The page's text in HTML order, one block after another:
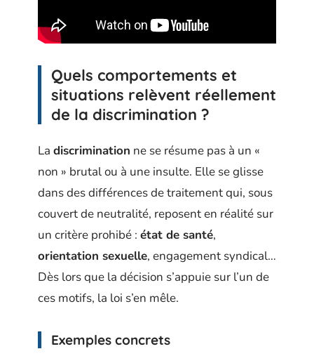
Quels comportements et
situations relèvent réellement
de la discrimination ?
La discrimination ne se résume pas à un «
non » brutal ou à une insulte. Elle se glisse
dans des différences de traitement qui, sous
couvert de neutralité, reposent en réalité sur
un critère prohibé : état de santé,
orientation sexuelle, engagement syndical…
Dès lors que la décision s’appuie sur l’un de
ces motifs, la loi s’en mêle.
Exemples concrets